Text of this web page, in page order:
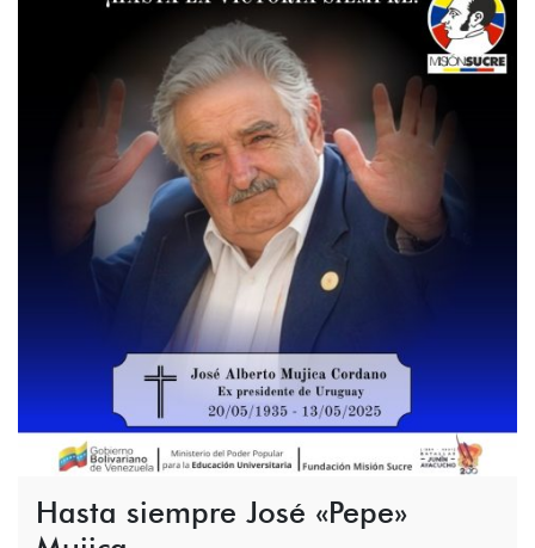
Hasta siempre José «Pepe»